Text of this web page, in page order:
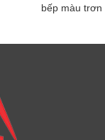
bếp màu trơn